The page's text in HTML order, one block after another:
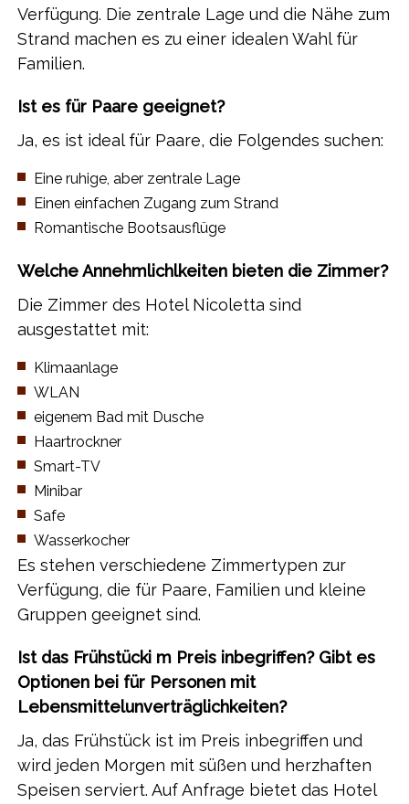
Verfügung. Die zentrale Lage und die Nähe zum
Strand machen es zu einer idealen Wahl für
Familien.
Ist es für Paare geeignet?
Ja, es ist ideal für Paare, die Folgendes suchen:
​Eine ruhige, aber zentrale Lage
​Einen einfachen Zugang zum Strand
​Romantische Bootsausflüge
Welche Annehmlichlkeiten bieten die Zimmer?
Die Zimmer des Hotel Nicoletta sind
ausgestattet mit:
​Klimaanlage
​WLAN
​eigenem Bad mit Dusche
​Haartrockner
​Smart-TV
​Minibar
​Safe
​Wasserkocher
​Es stehen verschiedene Zimmertypen zur
Verfügung, die für Paare, Familien und kleine
Gruppen geeignet sind.
Ist das Frühstücki m Preis inbegriffen? Gibt es
Optionen bei für Personen mit
Lebensmittelunverträglichkeiten?
Ja, das Frühstück ist im Preis inbegriffen und
wird jeden Morgen mit süßen und herzhaften
Speisen serviert. Auf Anfrage bietet das Hotel